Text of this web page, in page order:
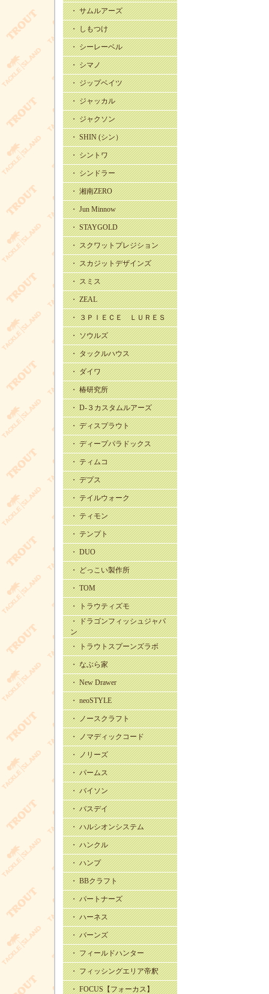
・ サムルアーズ
・ しもつけ
・ シーレーベル
・ シマノ
・ ジップベイツ
・ ジャッカル
・ ジャクソン
・ SHIN (シン）
・ シントワ
・ シンドラー
・ 湘南ZERO
・ Jun Minnow
・ STAYGOLD
・ スクワットプレジション
・ スカジットデザインズ
・ スミス
・ ZEAL
・ ３ＰＩＥＣＥ ＬＵＲＥＳ
・ ソウルズ
・ タックルハウス
・ ダイワ
・ 椿研究所
・ D-３カスタムルアーズ
・ ディスプラウト
・ ディープパラドックス
・ ティムコ
・ デプス
・ テイルウォーク
・ ティモン
・ テンプト
・ DUO
・ どっこい製作所
・ TOM
・ トラウティズモ
・ ドラゴンフィッシュジャパ
ン
・ トラウトスプーンズラボ
・ なぶら家
・ New Drawer
・ neoSTYLE
・ ノースクラフト
・ ノマディックコード
・ ノリーズ
・ パームス
・ バイソン
・ バスデイ
・ ハルシオンシステム
・ ハンクル
・ ハンプ
・ BBクラフト
・ パートナーズ
・ ハーネス
・ バーンズ
・ フィールドハンター
・ フィッシングエリア帝釈
・ FOCUS【フォーカス】